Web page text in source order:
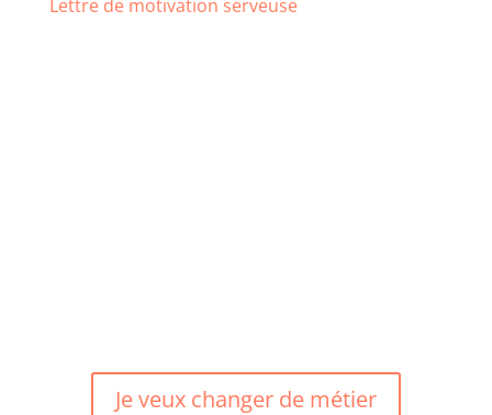
Lettre de motivation serveuse
Je veux changer de métier